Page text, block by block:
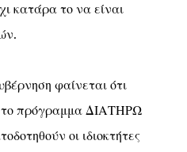
κατάρα το να είναι
φαίνεται ότι
το πρόγραμμα ΔΙΑΤΗΡΩ
οι ιδιοκτήτες